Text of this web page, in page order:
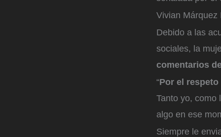
Vivian Márquez
Debido a las
sociales, la
comentarios
“Por el
Tanto yo, como
algo en ese
Siempre le